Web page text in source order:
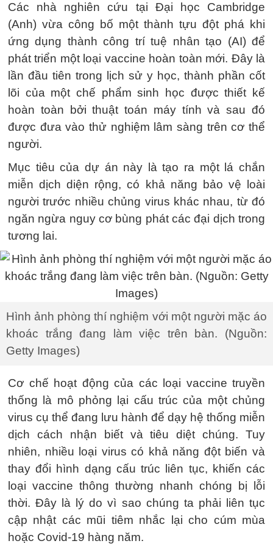
Các nhà nghiên cứu tại Đại học Cambridge
(Anh) vừa công bố một thành tựu đột phá khi
ứng dụng thành công trí tuệ nhân tạo (AI) để
phát triển một loại vaccine hoàn toàn mới. Đây là
lần đầu tiên trong lịch sử y học, thành phần cốt
lõi của một chế phẩm sinh học được thiết kế
hoàn toàn bởi thuật toán máy tính và sau đó
được đưa vào thử nghiệm lâm sàng trên cơ thể
người.
Mục tiêu của dự án này là tạo ra một lá chắn
miễn dịch diện rộng, có khả năng bảo vệ loài
người trước nhiều chủng virus khác nhau, từ đó
ngăn ngừa nguy cơ bùng phát các đại dịch trong
tương lai.
Hình ảnh phòng thí nghiệm với một người mặc áo
khoác trắng đang làm việc trên bàn. (Nguồn:
Getty Images)
Cơ chế hoạt động của các loại vaccine truyền
thống là mô phỏng lại cấu trúc của một chủng
virus cụ thể đang lưu hành để dạy hệ thống miễn
dịch cách nhận biết và tiêu diệt chúng. Tuy
nhiên, nhiều loại virus có khả năng đột biến và
thay đổi hình dạng cấu trúc liên tục, khiến các
loại vaccine thông thường nhanh chóng bị lỗi
thời. Đây là lý do vì sao chúng ta phải liên tục
cập nhật các mũi tiêm nhắc lại cho cúm mùa
hoặc Covid-19 hàng năm.